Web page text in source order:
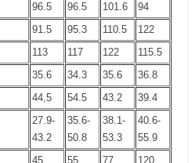
96.5 96.5 101.6
94
91.5 95.3 110.5
122
113 117 122
115.5
35.6 34.3 35.6
36.8
44,5 54.5 43.2 39.4
27.9-
43.2
35.6-
50.8
38.1-
53.3
40.6-
55.9
45 55 77
120